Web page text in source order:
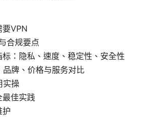
要VPN
合规要点
：隐私、速度、稳定性、安全性
品牌、价格与服务对比
实操
最佳实践
护